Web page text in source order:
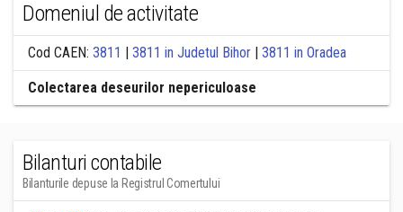
Domeniul de activitate
Cod CAEN: 3811 | 3811 in Judetul Bihor | 3811 in Oradea
Colectarea deseurilor nepericuloase
Bilanturi contabile
Bilanturile depuse la Registrul Comertului